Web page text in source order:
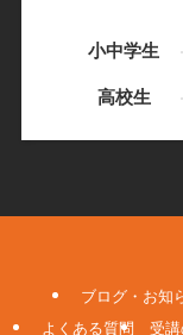
小中学生
高校生
ブログ・お知
よくある質問
受